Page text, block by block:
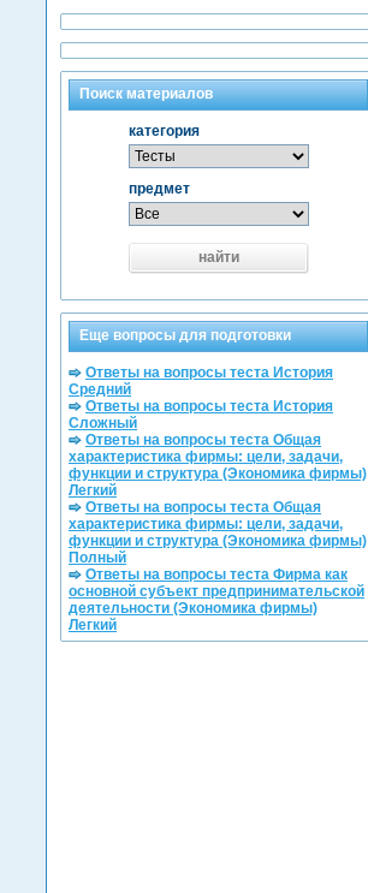
Поиск материалов
категория
предмет
найти
Еще вопросы для подготовки
Ответы на вопросы теста История
Средний
Ответы на вопросы теста История
Сложный
Ответы на вопросы теста Общая
характеристика фирмы: цели, задачи,
функции и структура (Экономика фирмы)
Легкий
Ответы на вопросы теста Общая
характеристика фирмы: цели, задачи,
функции и структура (Экономика фирмы)
Полный
Ответы на вопросы теста Фирма как
основной субъект предпринимательской
деятельности (Экономика фирмы)
Легкий